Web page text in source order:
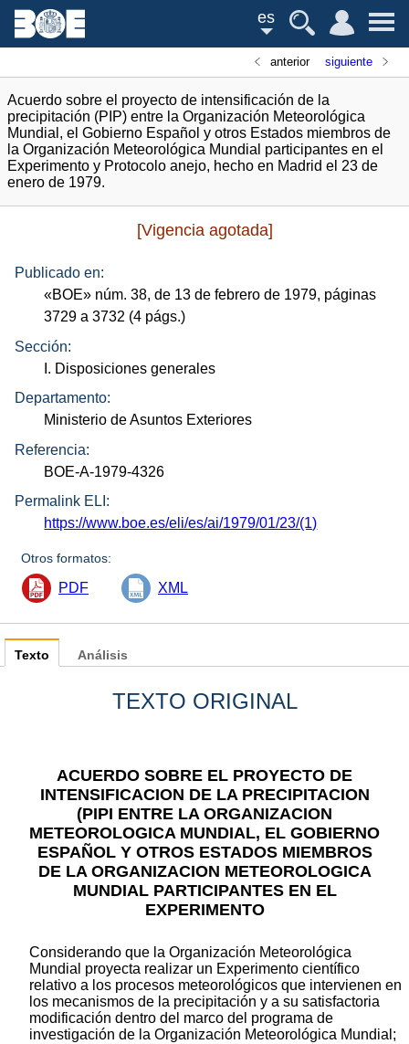
es
anterior siguiente
Acuerdo sobre el proyecto de intensificación de la
precipitación (PIP) entre la Organización Meteorológica
Mundial, el Gobierno Español y otros Estados miembros de
la Organización Meteorológica Mundial participantes en el
Experimento y Protocolo anejo, hecho en Madrid el 23 de
enero de 1979.
[Vigencia agotada]
Publicado en:
«BOE» núm. 38, de 13 de febrero de 1979, páginas
3729 a 3732 (4 págs.)
Sección:
I. Disposiciones generales
Departamento:
Ministerio de Asuntos Exteriores
Referencia:
BOE-A-1979-4326
Permalink ELI:
https://www.boe.es/eli/es/ai/1979/01/23/(1)
Otros formatos:
PDF XML
Texto
TEXTO ORIGINAL
ACUERDO SOBRE EL PROYECTO DE
INTENSIFICACION DE LA PRECIPITACION
(PIPI ENTRE LA ORGANIZACION
METEOROLOGICA MUNDIAL, EL GOBIERNO
ESPAÑOL Y OTROS ESTADOS MIEMBROS
DE LA ORGANIZACION METEOROLOGICA
MUNDIAL PARTICIPANTES EN EL
EXPERIMENTO
Considerando que la Organización Meteorológica
Mundial proyecta realizar un Experimento científico
relativo a los procesos meteorológicos que intervienen en
los mecanismos de la precipitación y a su satisfactoria
modificación dentro del marco del programa de
investigación de la Organización Meteorológica Mundial;
Análisis